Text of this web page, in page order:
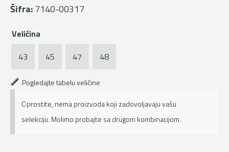
Šifra:7140-00317
Veličina
43
45 47 48
Pogledajte tabelu veličine
Oprostite, nema proizvoda koji zadovoljavaju vašu
selekciju. Molimo probajte sa drugom kombinacijom.